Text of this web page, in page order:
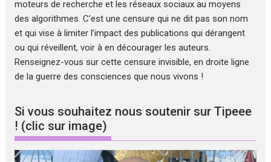
moteurs de recherche et les réseaux sociaux au moyens
des algorithmes. C’est une censure qui ne dit pas son nom
et qui vise à limiter l’impact des publications qui dérangent
ou qui réveillent, voir à en décourager les auteurs.
Renseignez-vous sur cette censure invisible, en droite ligne
de la guerre des consciences que nous vivons !
Si vous souhaitez nous soutenir sur Tipeee
! (clic sur image)